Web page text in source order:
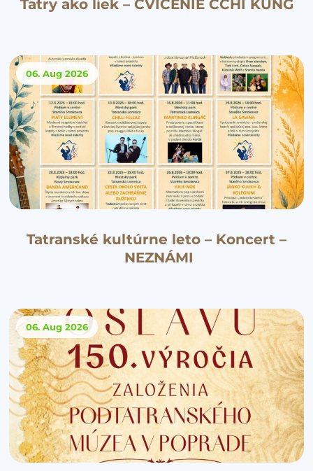
Tatry ako liek – CVIČENIE ČCHI KUNG
06. Aug 2026
Tatranské kultúrne leto – Koncert –
NEZNÁMI
06. Aug 2026